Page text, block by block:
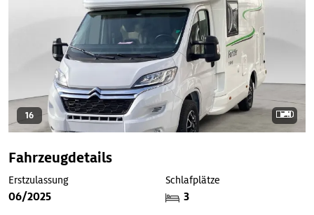
16
Fahrzeugdetails
Erstzulassung
06/2025
Schlafplätze
3